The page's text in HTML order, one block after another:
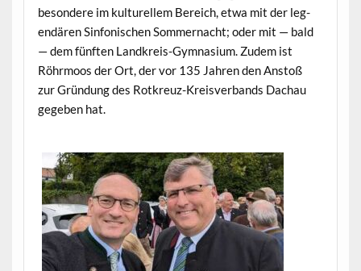
beson­dere im kul­turellem Bere­ich, etwa mit der leg­
endären Sin­fonis­chen Som­mer­nacht; oder mit — bald
— dem fün­ften Land­kreis-Gym­na­si­um. Zudem ist
Röhrmoos der Ort, der vor 135 Jahren den Anstoß
zur Grün­dung des Rotkreuz-Kreisver­bands Dachau
gegeben hat.